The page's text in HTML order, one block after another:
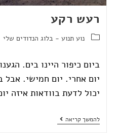
רעש רקע
נוע תנוע - בלוג הנדודים שלי
ביום כיפור היינו בים.
יום אחרי. יום חמישי.
יכול לדעת בוודאות איזה
להמשך קריאה